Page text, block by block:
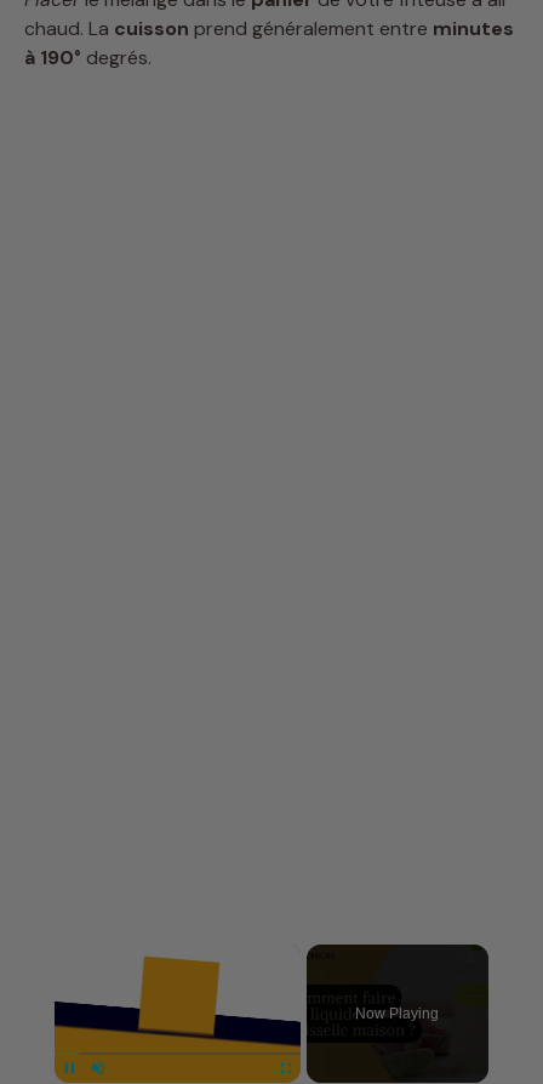
chaud. La cuisson prend généralement entre minutes
à 190° degrés.
Now Playing